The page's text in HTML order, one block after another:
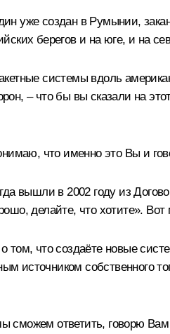
уже создан в Румынии,
берегов и на юге, и на
системы вдоль
– что бы вы сказали на
что именно это Вы и
вышли в 2002 году из
делайте, что хотите».
том, что создаёте новые
источником собственного
сможем ответить, говорю